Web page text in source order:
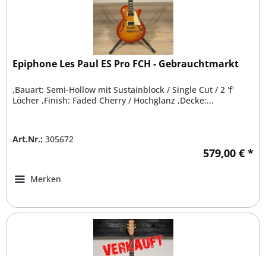
Epiphone Les Paul ES Pro FCH - Gebrauchtmarkt
,Bauart: Semi-Hollow mit Sustainblock / Single Cut / 2 'f'
Löcher ,Finish: Faded Cherry / Hochglanz ,Decke:...
Art.Nr.: 305672
579,00 € *
Merken